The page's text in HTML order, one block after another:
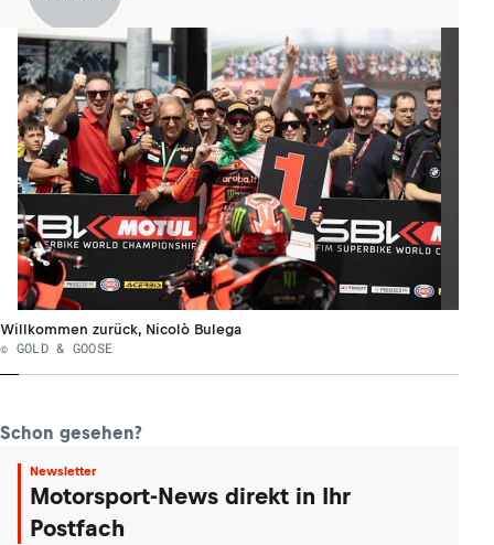
Willkommen zurück, Nicolò Bulega
© GOLD & GOOSE
Schon gesehen?
Newsletter
Motorsport-News direkt in Ihr
Postfach